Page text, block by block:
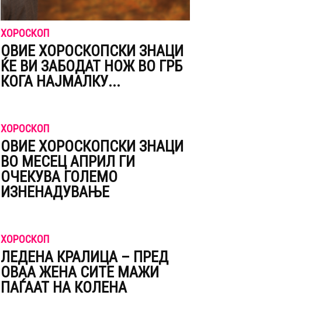
ХОРОСКОП
ОВИЕ ХОРОСКОПСКИ ЗНАЦИ
ЌЕ ВИ ЗАБОДАТ НОЖ ВО ГРБ
КОГА НАЈМАЛКУ...
ХОРОСКОП
ОВИЕ ХОРОСКОПСКИ ЗНАЦИ
ВО МЕСЕЦ АПРИЛ ГИ
ОЧЕКУВА ГОЛЕМО
ИЗНЕНАДУВАЊЕ
ХОРОСКОП
ЛЕДЕНА КРАЛИЦА – ПРЕД
ОВАА ЖЕНА СИТЕ МАЖИ
ПАЃААТ НА КОЛЕНА